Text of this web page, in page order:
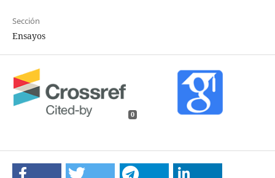
Sección
Ensayos
0